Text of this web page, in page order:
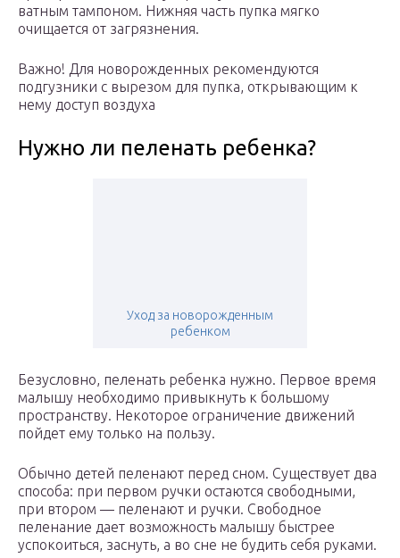
ватным тампоном. Нижняя часть пупка мягко
очищается от загрязнения.
Важно! Для новорожденных рекомендуются
подгузники с вырезом для пупка, открывающим к
нему доступ воздуха
Нужно ли пеленать ребенка?
Уход за новорожденным
ребенком
Безусловно, пеленать ребенка нужно. Первое время
малышу необходимо привыкнуть к большому
пространству. Некоторое ограничение движений
пойдет ему только на пользу.
Обычно детей пеленают перед сном. Существует два
способа: при первом ручки остаются свободными,
при втором — пеленают и ручки. Свободное
пеленание дает возможность малышу быстрее
успокоиться, заснуть, а во сне не будить себя руками.